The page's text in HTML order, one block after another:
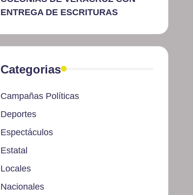
ENTREGA DE ESCRITURAS
Categorias
Campañas Políticas
Deportes
Espectáculos
Estatal
Locales
Nacionales